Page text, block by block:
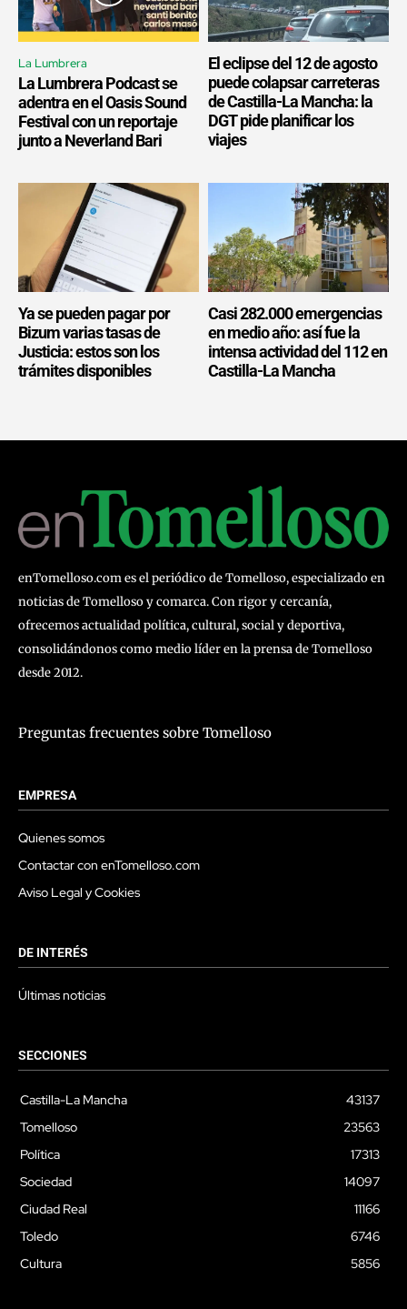
La Lumbrera
La Lumbrera Podcast se
adentra en el Oasis Sound
Festival con un reportaje
junto a Neverland Bari
El eclipse del 12 de agosto
puede colapsar carreteras
de Castilla-La Mancha: la
DGT pide planificar los
viajes
Ya se pueden pagar por
Bizum varias tasas de
Justicia: estos son los
trámites disponibles
Casi 282.000 emergencias
en medio año: así fue la
intensa actividad del 112 en
Castilla-La Mancha
enTomelloso.com es el periódico de Tomelloso, especializado en
noticias de Tomelloso y comarca. Con rigor y cercanía,
ofrecemos actualidad política, cultural, social y deportiva,
consolidándonos como medio líder en la prensa de Tomelloso
desde 2012.
Preguntas frecuentes sobre Tomelloso
EMPRESA
Quienes somos
Contactar con enTomelloso.com
Aviso Legal y Cookies
DE INTERÉS
Últimas noticias
SECCIONES
Castilla-La Mancha
43137
Tomelloso
23563
Política
17313
Sociedad
14097
Ciudad Real
11166
Toledo
6746
Cultura
5856